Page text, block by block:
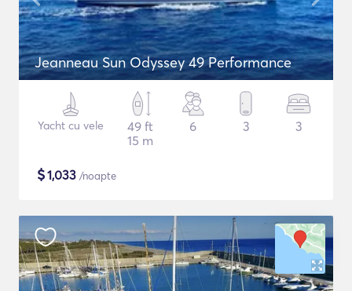
Jeanneau Sun Odyssey 49 Performance
Yacht cu vele
49 ft
15 m
6 3 3
$1,033 /noapte